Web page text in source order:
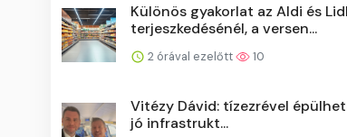
Különös gyakorlat az Aldi és Lidl
terjeszkedésénél, a versen...
2 órával ezelőtt 10
Vitézy Dávid: tízezrével
jó infrastrukt...